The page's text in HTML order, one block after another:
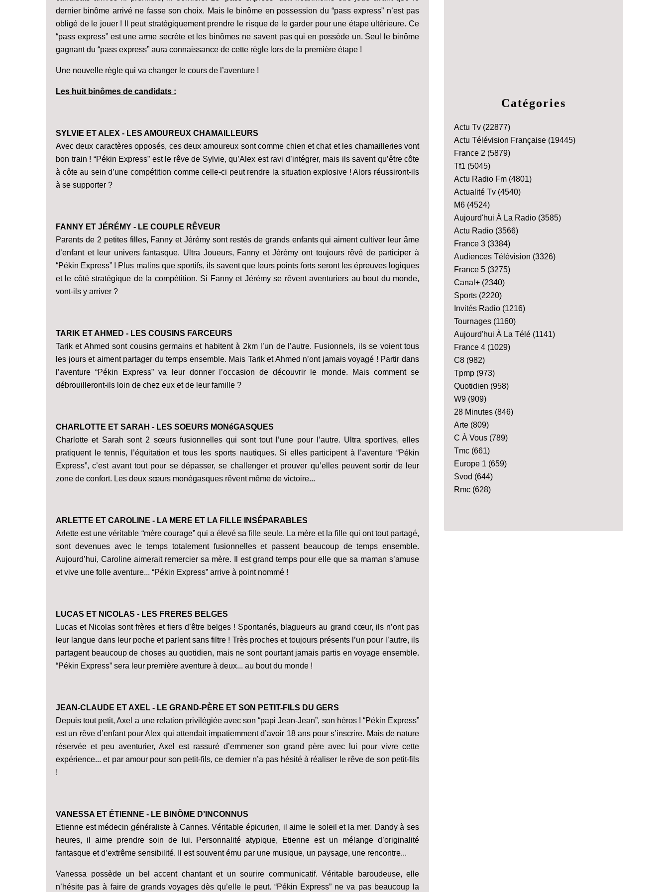
dernier binôme arrivé ne fasse son choix. Mais le binôme en possession du “pass express” n’est pas
obligé de le jouer ! Il peut stratégiquement prendre le risque de le garder pour une étape ultérieure. Ce
“pass express” est une arme secrète et les binômes ne savent pas qui en possède un. Seul le binôme
gagnant du “pass express” aura connaissance de cette règle lors de la première étape !
Une nouvelle règle qui va changer le cours de l’aventure !
Les huit binômes de candidats :
SYLVIE ET ALEX - LES AMOUREUX CHAMAILLEURS
Avec deux caractères opposés, ces deux amoureux sont comme chien et chat et les chamailleries vont
bon train ! “Pékin Express” est le rêve de Sylvie, qu’Alex est ravi d’intégrer, mais ils savent qu’être côte
à côte au sein d’une compétition comme celle-ci peut rendre la situation explosive ! Alors réussiront-ils
à se supporter ?
FANNY ET JÉRÉMY - LE COUPLE RÊVEUR
Parents de 2 petites filles, Fanny et Jérémy sont restés de grands enfants qui aiment cultiver leur âme
d’enfant et leur univers fantasque. Ultra Joueurs, Fanny et Jérémy ont toujours rêvé de participer à
“Pékin Express” ! Plus malins que sportifs, ils savent que leurs points forts seront les épreuves logiques
et le côté stratégique de la compétition. Si Fanny et Jérémy se rêvent aventuriers au bout du monde,
vont-ils y arriver ?
TARIK ET AHMED - LES COUSINS FARCEURS
Tarik et Ahmed sont cousins germains et habitent à 2km l’un de l’autre. Fusionnels, ils se voient tous
les jours et aiment partager du temps ensemble. Mais Tarik et Ahmed n’ont jamais voyagé ! Partir dans
l’aventure “Pékin Express” va leur donner l’occasion de découvrir le monde. Mais comment se
débrouilleront-ils loin de chez eux et de leur famille ?
CHARLOTTE ET SARAH - LES SOEURS MONéGASQUES
Charlotte et Sarah sont 2 sœurs fusionnelles qui sont tout l’une pour l’autre. Ultra sportives, elles
pratiquent le tennis, l’équitation et tous les sports nautiques. Si elles participent à l’aventure “Pékin
Express”, c’est avant tout pour se dépasser, se challenger et prouver qu’elles peuvent sortir de leur
zone de confort. Les deux sœurs monégasques rêvent même de victoire...
ARLETTE ET CAROLINE - LA MERE ET LA FILLE INSÉPARABLES
Arlette est une véritable “mère courage” qui a élevé sa fille seule. La mère et la fille qui ont tout partagé,
sont devenues avec le temps totalement fusionnelles et passent beaucoup de temps ensemble.
Aujourd’hui, Caroline aimerait remercier sa mère. Il est grand temps pour elle que sa maman s’amuse
et vive une folle aventure... “Pékin Express” arrive à point nommé !
LUCAS ET NICOLAS - LES FRERES BELGES
Lucas et Nicolas sont frères et fiers d’être belges ! Spontanés, blagueurs au grand cœur, ils n’ont pas
leur langue dans leur poche et parlent sans filtre ! Très proches et toujours présents l’un pour l’autre, ils
partagent beaucoup de choses au quotidien, mais ne sont pourtant jamais partis en voyage ensemble.
“Pékin Express” sera leur première aventure à deux... au bout du monde !
JEAN-CLAUDE ET AXEL - LE GRAND-PÈRE ET SON PETIT-FILS DU GERS
Depuis tout petit, Axel a une relation privilégiée avec son “papi Jean-Jean”, son héros ! “Pékin Express”
est un rêve d’enfant pour Alex qui attendait impatiemment d’avoir 18 ans pour s’inscrire. Mais de nature
réservée et peu aventurier, Axel est rassuré d’emmener son grand père avec lui pour vivre cette
expérience... et par amour pour son petit-fils, ce dernier n’a pas hésité à réaliser le rêve de son petit-fils
!
VANESSA ET ÉTIENNE - LE BINÔME D’INCONNUS
Etienne est médecin généraliste à Cannes. Véritable épicurien, il aime le soleil et la mer. Dandy à ses
heures, il aime prendre soin de lui. Personnalité atypique, Etienne est un mélange d’originalité
fantasque et d’extrême sensibilité. Il est souvent ému par une musique, un paysage, une rencontre...
Vanessa possède un bel accent chantant et un sourire communicatif. Véritable baroudeuse, elle
n’hésite pas à faire de grands voyages dès qu’elle le peut. “Pékin Express” ne va pas beaucoup la
Catégories
Actu Tv (22877)
Actu Télévision Française (19445)
France 2 (5879)
Tf1 (5045)
Actu Radio Fm (4801)
Actualité Tv (4540)
M6 (4524)
Aujourd'hui À La Radio (3585)
Actu Radio (3566)
France 3 (3384)
Audiences Télévision (3326)
France 5 (3275)
Canal+ (2340)
Sports (2220)
Invités Radio (1216)
Tournages (1160)
Aujourd'hui À La Télé (1141)
France 4 (1029)
C8 (982)
Tpmp (973)
Quotidien (958)
W9 (909)
28 Minutes (846)
Arte (809)
C À Vous (789)
Tmc (661)
Europe 1 (659)
Svod (644)
Rmc (628)